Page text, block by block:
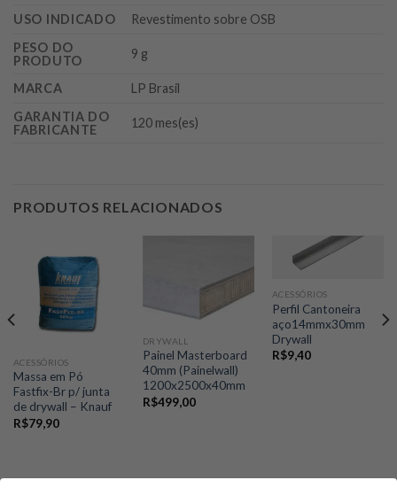
USO INDICADO
Revestimento sobre OSB
PESO DO
PRODUTO
9 g
MARCA
LP Brasil
GARANTIA DO
FABRICANTE
120 mes(es)
PRODUTOS RELACIONADOS
ACESSÓRIOS
Massa em Pó
Fastfix-Br p/ junta
de drywall – Knauf
R$79,90
DRYWALL
Painel Masterboard
40mm (Painelwall)
1200x2500x40mm
R$499,00
ACESSÓRIOS
Perfil Cantoneira
aço14mmx30mm
Drywall
R$9,40